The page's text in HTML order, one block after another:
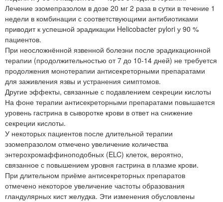
Лечение эзомепразолом в дозе 20 мг 2 раза в сутки в течение 1
недели в комбинации с соответствующими антибиотиками
приводит к успешной эрадикации Helicobacter pylori у 90 %
пациентов.
При неосложнённой язвенной болезни после эрадикационной
терапии (продолжительностью от 7 до 10-14 дней) не требуется
продолжения монотерапии антисекреторными препаратами
для заживления язвы и устранения симптомов.
Другие эффекты, связанные с подавлением секреции кислоты
На фоне терапии антисекреторными препаратами повышается
уровень гастрина в сыворотке крови в ответ на снижение
секреции кислоты.
У некоторых пациентов после длительной терапии
эзомепразолом отмечено увеличение количества
энтерохромаффиноподобных (ELC) клеток, вероятно,
связанное с повышением уровня гастрина в плазме крови.
При длительном приёме антисекреторных препаратов
отмечено некоторое увеличение частоты образования
гландулярных кист желудка. Эти изменения обусловлены